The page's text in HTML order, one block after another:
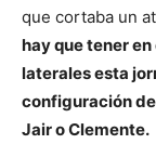
que cortaba un
hay que tener
laterales esta
configuración
Jair o Clemente.